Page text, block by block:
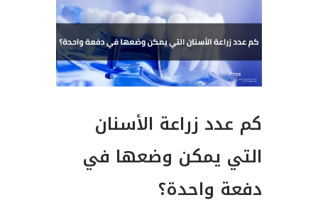
كم عدد زراعة الأسنان
التي يمكن وضعها في
دفعة واحدة؟